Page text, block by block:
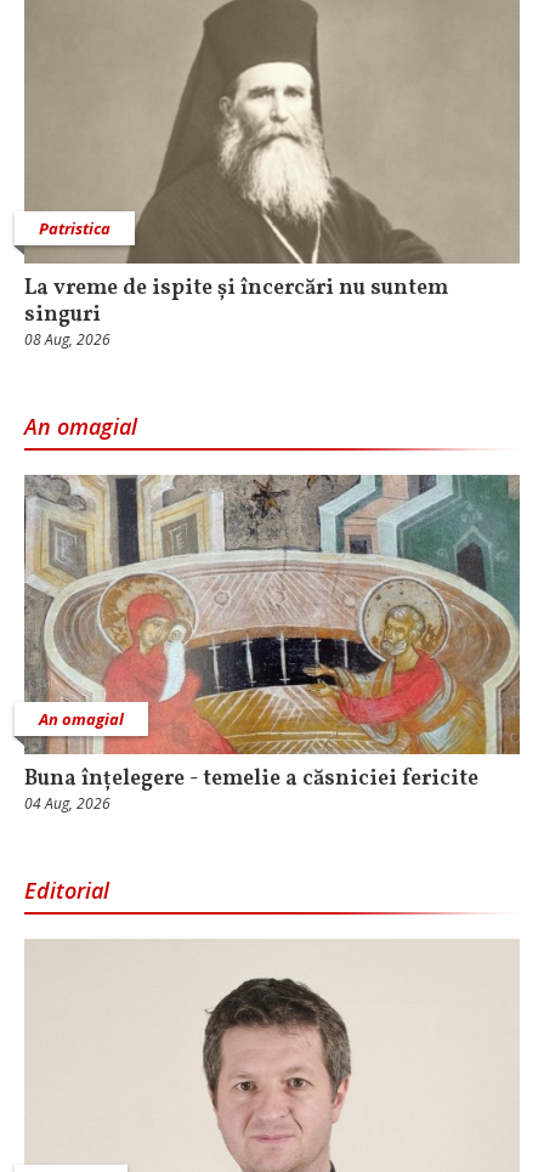
Patristica
La vreme de ispite și încercări nu suntem
singuri
08 Aug, 2026
An omagial
An omagial
Buna înțelegere - temelie a căsniciei fericite
04 Aug, 2026
Editorial